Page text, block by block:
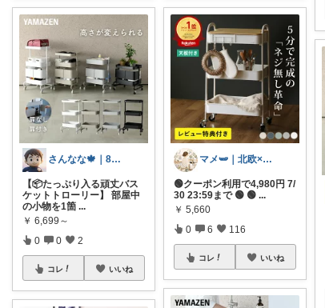
さんなな🍁｜8月朝コレチャレンジ🌞
【📦たっぷり入る頑丈バス
ケットトローリー】 部屋中
の小物を1箇 ...
￥ 6,699～
0 0 2
コレ いいね
マメ🫛｜北欧‪×家事ラク暮らし
🟢クーポン利用で4,980円 7/
30 23:59まで 🟢 🟢 ...
￥ 5,660
0 6 116
コレ いいね